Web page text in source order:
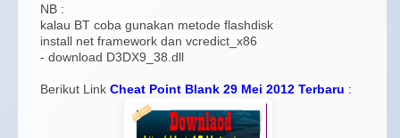
NB :
kalau BT coba gunakan metode flashdisk
install net framework dan vcredict_x86
- download D3DX9_38.dll
Berikut Link Cheat Point Blank 29 Mei 2012 Terbaru :